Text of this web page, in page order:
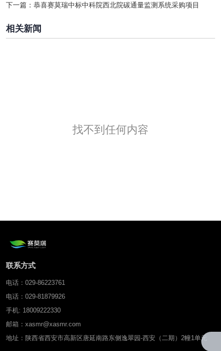
下一篇： 恭喜赛莫瑞中标中科院西北院碳通量监测系统采购项目
相关新闻
找不到任何内容
联系方式
电话：029-86223761
电话：029-81879926
手机: 18009222330
邮箱：xasmr@xasmr.com
地址：陕西省西安市高新区唐延南路东侧逸翠园-西安（二期）2幢1单元